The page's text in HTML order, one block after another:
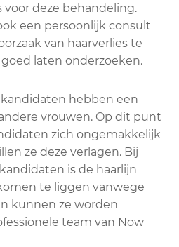
voor deze behandeling.
een persoonlijk consult
van haarverlies te
laten onderzoeken.
hebben een
vrouwen. Op dit punt
zich ongemakkelijk
ze deze verlagen. Bij
is de haarlijn
te liggen vanwege
kunnen ze worden
team van Now